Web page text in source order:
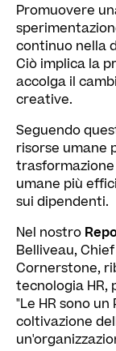
Promuovere
continuo nella
Ciò implica la
accolga il
creative.
Seguendo
risorse umane
umane più
sui dipendenti.
Nel nostro
Belliveau,
Cornerstone,
tecnologia HR,
"Le HR sono
coltivazione